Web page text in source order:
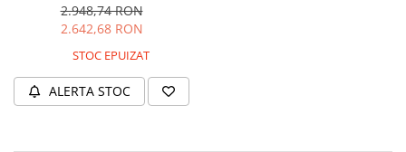
2.948,74 RON
2.642,68 RON
STOC EPUIZAT
ALERTA STOC